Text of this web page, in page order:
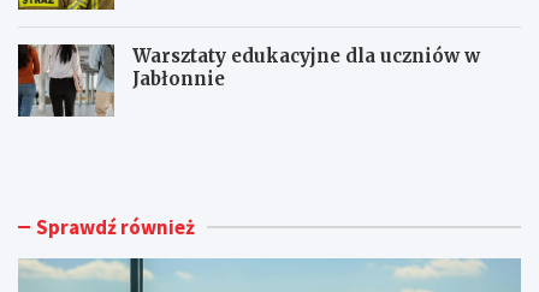
Warsztaty edukacyjne dla uczniów w
Jabłonnie
L
n
i
L
o
a
Sprawdź również